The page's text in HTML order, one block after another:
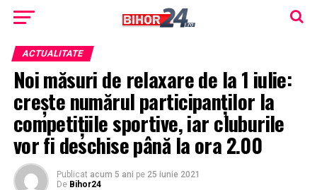
ACTUALITATE
Noi măsuri de relaxare de la 1 iulie:
crește numărul participanților la
competițiile sportive, iar cluburile
vor fi deschise până la ora 2.00
Publicat acum 5 ani pe 25 iunie 2021
De Bihor24